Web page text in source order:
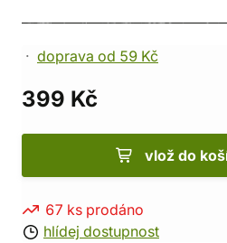
doprava od 59 Kč
399 Kč
vlož do
67 ks prodáno
hlídej dostupnost